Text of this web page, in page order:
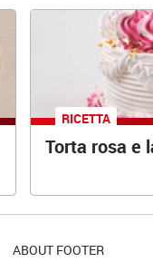
RICETTA
Torta rosa e
ABOUT FOOTER